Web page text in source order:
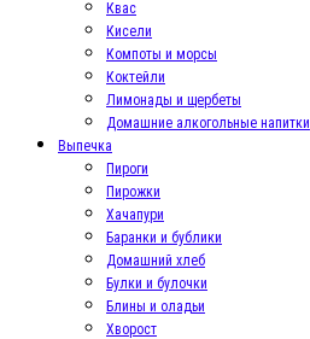
Квас
Кисели
Компоты и морсы
Коктейли
Лимонады и щербеты
Домашние алкогольные напитки
Выпечка
Пироги
Пирожки
Хачапури
Баранки и бублики
Домашний хлеб
Булки и булочки
Блины и оладьи
Хворост